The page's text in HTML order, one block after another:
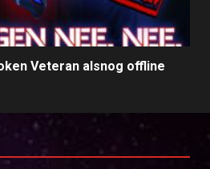
Veteran alsnog offline